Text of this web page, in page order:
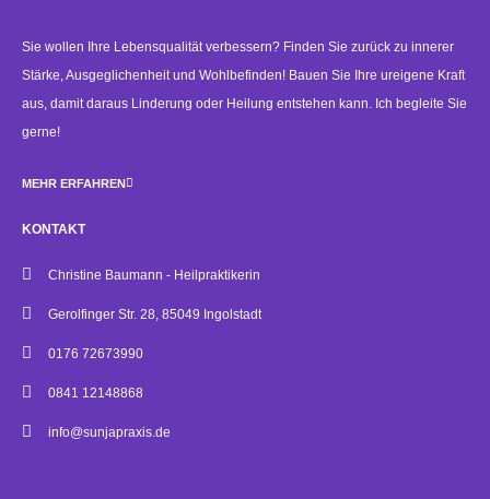
Sie wollen Ihre Lebensqualität verbessern? Finden Sie zurück zu innerer
Stärke, Ausgeglichenheit und Wohlbefinden! Bauen Sie Ihre ureigene Kraft
aus, damit daraus Linderung oder Heilung entstehen kann. Ich begleite Sie
gerne!
MEHR ERFAHREN
KONTAKT
Christine Baumann - Heilpraktikerin
Gerolfinger Str. 28, 85049 Ingolstadt
0176 72673990
0841 12148868
info@sunjapraxis.de